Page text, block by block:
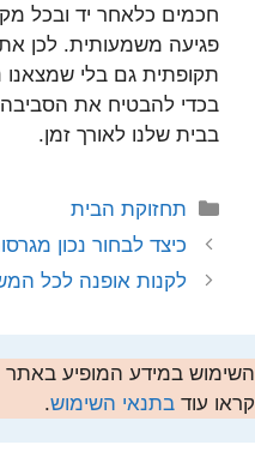
חכמים כלאחר יד ובכל
פגיעה משמעותית. לכן
תקופתית גם בלי שמצאנו
בכדי להבטיח את
בבית שלנו לאורך זמן.
קטגוריות
תחזוקת הבית
כיצד לבחור נכון
לקנות אופנה לכל
השימוש במידע המופיע
קראו עוד בתנאי השימוש.